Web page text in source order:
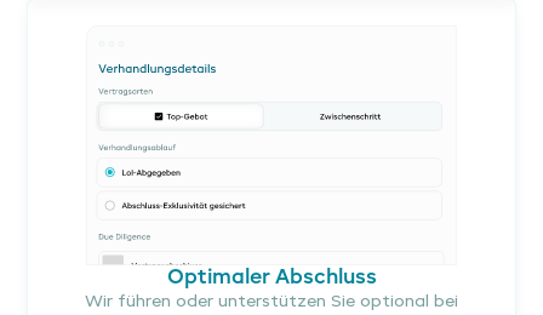
Optimaler Abschluss
Wir führen oder unterstützen Sie optional bei